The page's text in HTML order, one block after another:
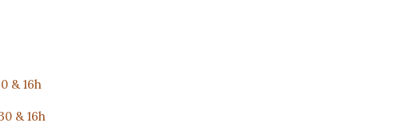
& 16h
& 16h